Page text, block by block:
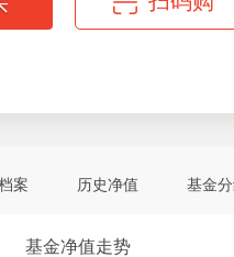
案 历史净值 基金
基金净值走势